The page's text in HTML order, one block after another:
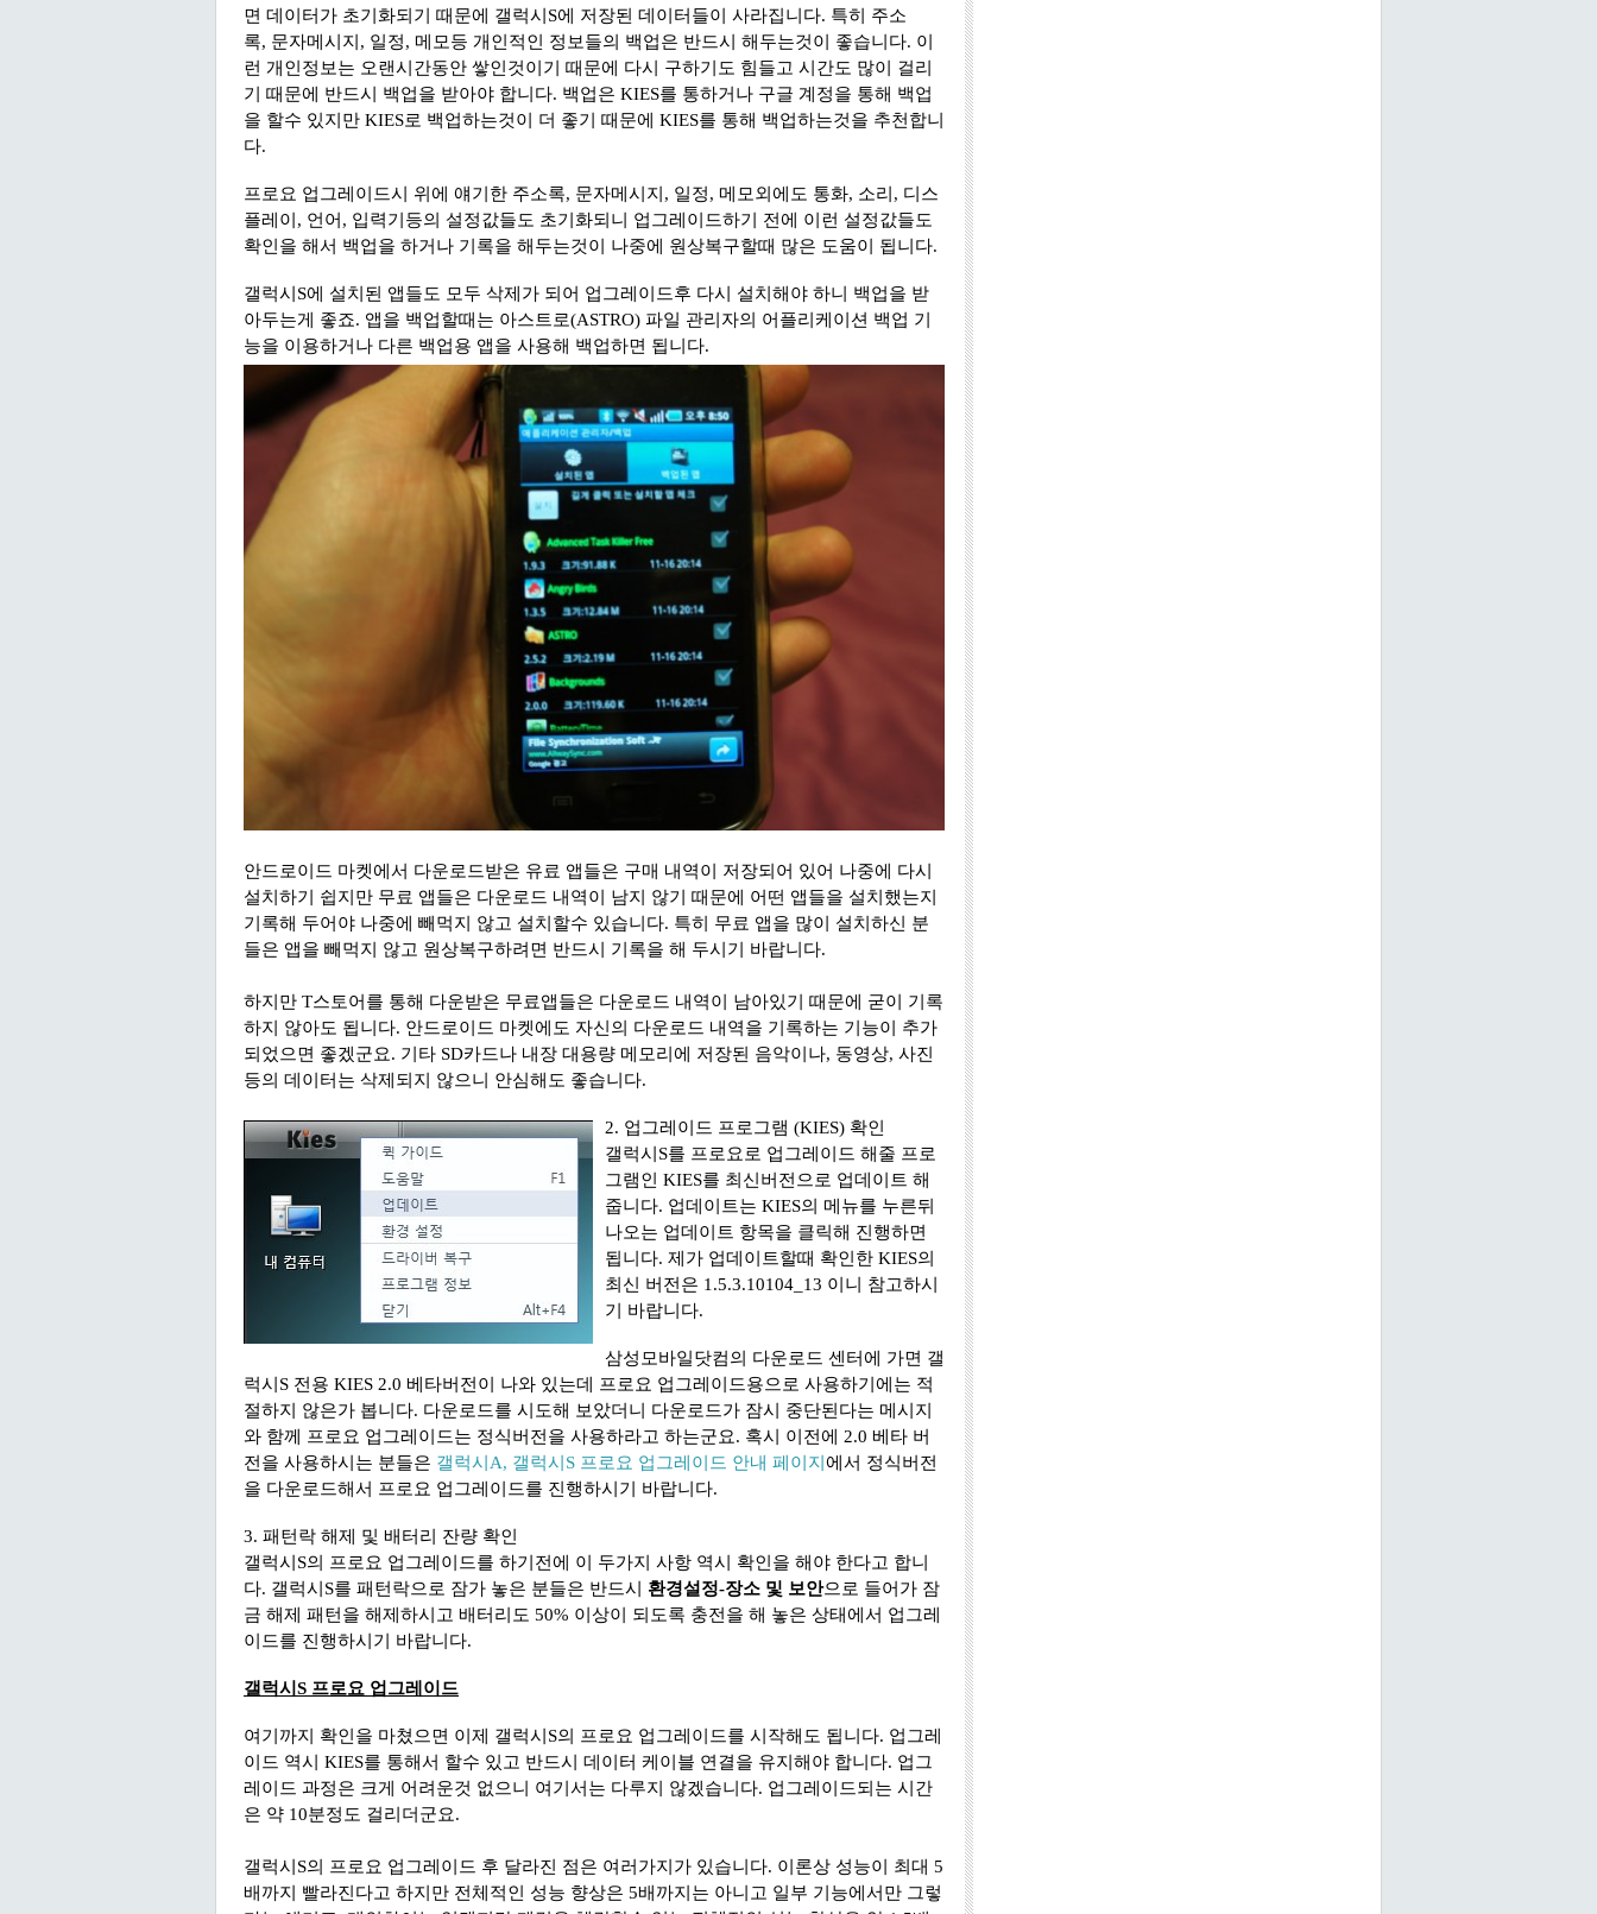
면 데이터가 초기화되기 때문에 갤럭시S에 저장된 데이터들이 사라집니다. 특히 주소
록, 문자메시지, 일정, 메모등 개인적인 정보들의 백업은 반드시 해두는것이 좋습니다. 이
런 개인정보는 오랜시간동안 쌓인것이기 때문에 다시 구하기도 힘들고 시간도 많이 걸리
기 때문에 반드시 백업을 받아야 합니다. 백업은 KIES를 통하거나 구글 계정을 통해 백업
을 할수 있지만 KIES로 백업하는것이 더 좋기 때문에 KIES를 통해 백업하는것을 추천합니
다.
프로요 업그레이드시 위에 얘기한 주소록, 문자메시지, 일정, 메모외에도 통화, 소리, 디스
플레이, 언어, 입력기등의 설정값들도 초기화되니 업그레이드하기 전에 이런 설정값들도
확인을 해서 백업을 하거나 기록을 해두는것이 나중에 원상복구할때 많은 도움이 됩니다.
갤럭시S에 설치된 앱들도 모두 삭제가 되어 업그레이드후 다시 설치해야 하니 백업을 받
아두는게 좋죠. 앱을 백업할때는 아스트로(ASTRO) 파일 관리자의 어플리케이션 백업 기
능을 이용하거나 다른 백업용 앱을 사용해 백업하면 됩니다.
안드로이드 마켓에서 다운로드받은 유료 앱들은 구매 내역이 저장되어 있어 나중에 다시
설치하기 쉽지만 무료 앱들은 다운로드 내역이 남지 않기 때문에 어떤 앱들을 설치했는지
기록해 두어야 나중에 빼먹지 않고 설치할수 있습니다. 특히 무료 앱을 많이 설치하신 분
들은 앱을 빼먹지 않고 원상복구하려면 반드시 기록을 해 두시기 바랍니다.
하지만 T스토어를 통해 다운받은 무료앱들은 다운로드 내역이 남아있기 때문에 굳이 기록
하지 않아도 됩니다. 안드로이드 마켓에도 자신의 다운로드 내역을 기록하는 기능이 추가
되었으면 좋겠군요. 기타 SD카드나 내장 대용량 메모리에 저장된 음악이나, 동영상, 사진
등의 데이터는 삭제되지 않으니 안심해도 좋습니다.
2. 업그레이드 프로그램 (KIES) 확인
갤럭시S를 프로요로 업그레이드 해줄 프로
그램인 KIES를 최신버전으로 업데이트 해
줍니다. 업데이트는 KIES의 메뉴를 누른뒤
나오는 업데이트 항목을 클릭해 진행하면
됩니다. 제가 업데이트할때 확인한 KIES의
최신 버전은 1.5.3.10104_13 이니 참고하시
기 바랍니다.
삼성모바일닷컴의 다운로드 센터에 가면 갤
럭시S 전용 KIES 2.0 베타버전이 나와 있는데 프로요 업그레이드용으로 사용하기에는 적
절하지 않은가 봅니다. 다운로드를 시도해 보았더니 다운로드가 잠시 중단된다는 메시지
와 함께 프로요 업그레이드는 정식버전을 사용하라고 하는군요. 혹시 이전에 2.0 베타 버
전을 사용하시는 분들은 갤럭시A, 갤럭시S 프로요 업그레이드 안내 페이지 에서 정식버전
을 다운로드해서 프로요 업그레이드를 진행하시기 바랍니다.
3. 패턴락 해제 및 배터리 잔량 확인
갤럭시S의 프로요 업그레이드를 하기전에 이 두가지 사항 역시 확인을 해야 한다고 합니
다. 갤럭시S를 패턴락으로 잠가 놓은 분들은 반드시 환경설정-장소 및 보안으로 들어가 잠
금 해제 패턴을 해제하시고 배터리도 50% 이상이 되도록 충전을 해 놓은 상태에서 업그레
이드를 진행하시기 바랍니다.
갤럭시S 프로요 업그레이드
여기까지 확인을 마쳤으면 이제 갤럭시S의 프로요 업그레이드를 시작해도 됩니다. 업그레
이드 역시 KIES를 통해서 할수 있고 반드시 데이터 케이블 연결을 유지해야 합니다. 업그
레이드 과정은 크게 어려운것 없으니 여기서는 다루지 않겠습니다. 업그레이드되는 시간
은 약 10분정도 걸리더군요.
갤럭시S의 프로요 업그레이드 후 달라진 점은 여러가지가 있습니다. 이론상 성능이 최대 5
배까지 빨라진다고 하지만 전체적인 성능 향상은 5배까지는 아니고 일부 기능에서만 그렇